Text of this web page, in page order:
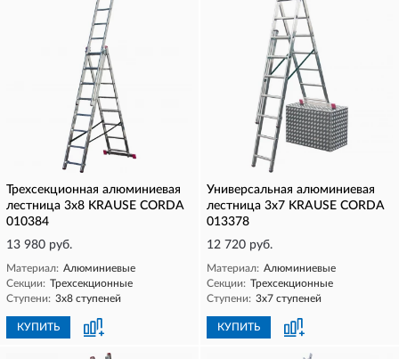
Трехсекционная алюминиевая
лестница 3х8 KRAUSE CORDA
010384
13 980 руб.
Материал: Алюминиевые
Секции: Трехсекционные
Ступени: 3х8 ступеней
КУПИТЬ
Универсальная алюминиевая
лестница 3х7 KRAUSE CORDA
013378
12 720 руб.
Материал: Алюминиевые
Секции: Трехсекционные
Ступени: 3х7 ступеней
КУПИТЬ